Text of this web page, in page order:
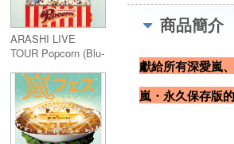
ARASHI LIVE
TOUR Popcorn (Blu-
商品簡介
獻給所有深愛嵐
嵐・永久保存版